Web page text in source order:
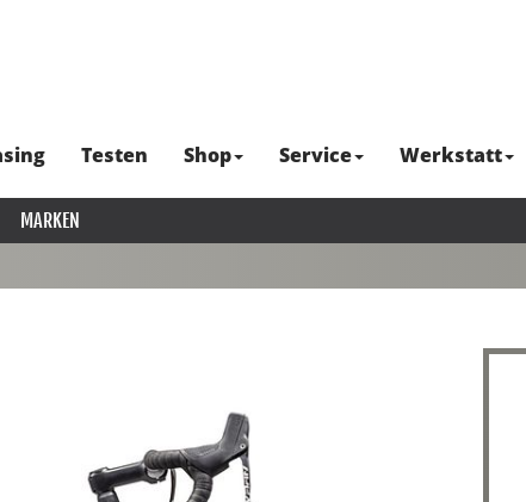
Testen Shop Service Werkstatt
MARKEN